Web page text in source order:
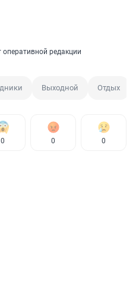
редакции
Выходной Отдых
0 0 0